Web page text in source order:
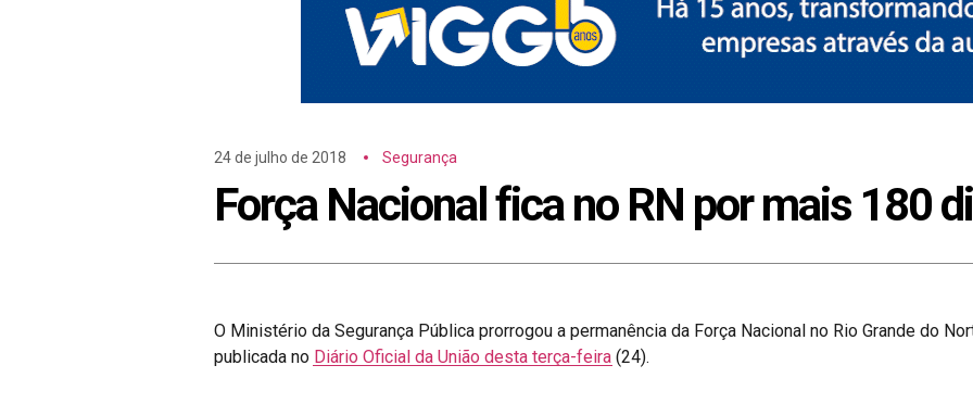
24 de julho de 2018 Segurança
Força Nacional fica no RN por mais 180
O Ministério da Segurança Pública prorrogou a permanência da Força Nacional no Rio Grande do
publicada no Diário Oficial da União desta terça-feira (24).